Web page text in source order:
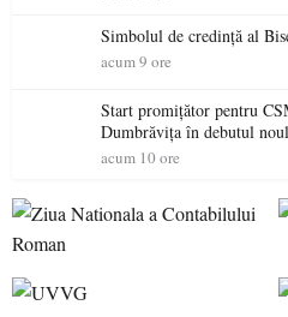
Simbolul de credinţă al
acum 9 ore
Start promițător pentru
Dumbrăvița în debutul
acum 10 ore